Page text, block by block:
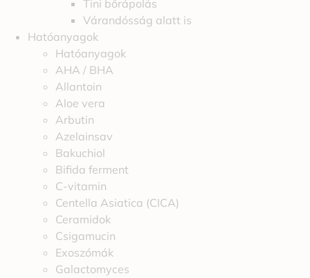
Tini bőrápolás
Várandósság alatt is
Hatóanyagok
Hatóanyagok
AHA / BHA
Allantoin
Aloe vera
Arbutin
Azelainsav
Bakuchiol
Bifida ferment
C-vitamin
Centella Asiatica (CICA)
Ceramidok
Csigamucin
Exoszómák
Galactomyces